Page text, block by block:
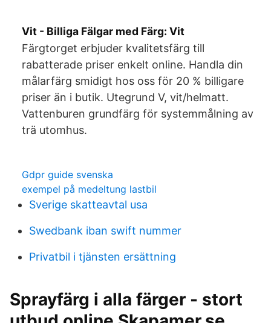
Vit - Billiga Fälgar med Färg: Vit
Färgtorget erbjuder kvalitetsfärg till
rabatterade priser enkelt online. Handla din
målarfärg smidigt hos oss för 20 % billigare
priser än i butik. Utegrund V, vit/helmatt.
Vattenburen grundfärg för systemmålning av
trä utomhus.
Gdpr guide svenska
exempel på medeltung lastbil
Sverige skatteavtal usa
Swedbank iban swift nummer
Privatbil i tjänsten ersättning
Sprayfärg i alla färger - stort